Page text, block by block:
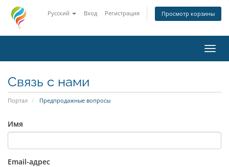
Русский Вход Регистрация Просмотр корзины
Связь с нами
Портал Предпродажные вопросы
Имя
Email-адрес